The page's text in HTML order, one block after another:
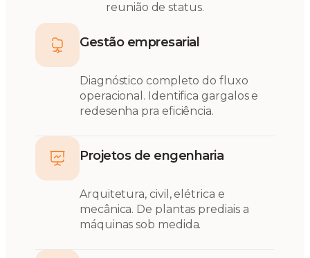
reunião de status.
Gestão empresarial
Diagnóstico completo do fluxo
operacional. Identifica gargalos e
redesenha pra eficiência.
Projetos de engenharia
Arquitetura, civil, elétrica e
mecânica. De plantas prediais a
máquinas sob medida.